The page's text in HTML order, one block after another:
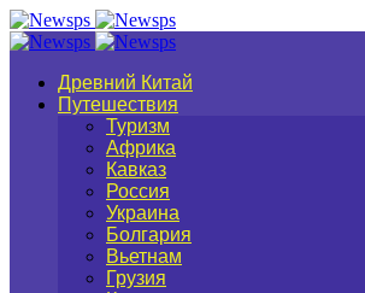
Древний Китай
Путешествия
Туризм
Африка
Кавказ
Россия
Украина
Болгария
Вьетнам
Грузия